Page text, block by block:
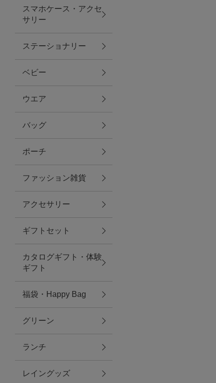
キッチン
ファブリック
グリーン
バス＆ビューティー
バス＆ビューティー
タオル
ウエア＆バッグ
ウエア
レイングッズ
アクセサリー
ファッション雑貨
ファッショングッズ
スマホケース・アクセ
サリー
ステーショナリー
ベビー
ウエア
バッグ
ポーチ
ファッション雑貨
アクセサリー
ギフトセット
カタログギフト・体験
ギフト
福袋・Happy Bag
グリーン
ランチ
レイングッズ